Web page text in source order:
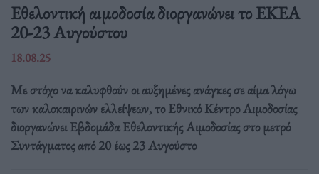
Eθελοντική αιμοδοσία διοργανώνει το ΕΚΕΑ
20-23 Αυγούστου
18.08.25
Με στόχο να καλυφθούν οι αυξημένες ανάγκες σε αίμα λόγω
των καλοκαιρινών ελλείψεων, το Εθνικό Κέντρο Αιμοδοσίας
διοργανώνει Εβδομάδα Εθελοντικής Αιμοδοσίας στο μετρό
Συντάγματος από 20 έως 23 Αυγούστο